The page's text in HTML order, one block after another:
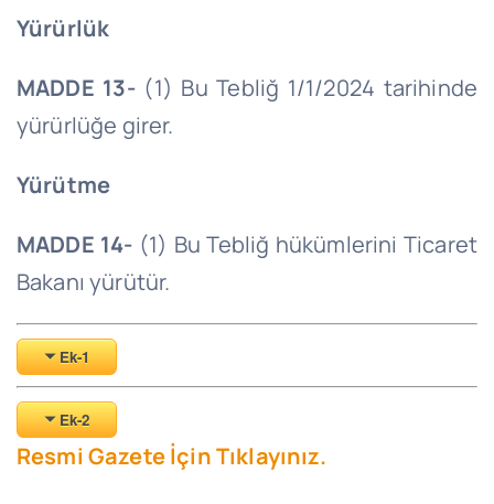
Yürürlük
MADDE 13-(1) Bu Tebliğ 1/1/2024 tarihinde
yürürlüğe girer.
Yürütme
MADDE 14- (1) Bu Tebliğ hükümlerini Ticaret
Bakanı yürütür.
Ek-1
Ek-2
Resmi Gazete İçin Tıklayınız.